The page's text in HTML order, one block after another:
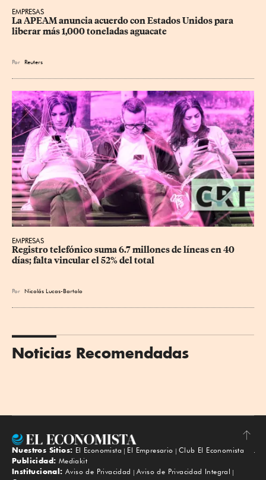
EMPRESAS
La APEAM anuncia acuerdo con Estados Unidos para
liberar más 1,000 toneladas aguacate
Por Reuters
EMPRESAS
Registro telefónico suma 6.7 millones de líneas en 40
días; falta vincular el 52% del total
Por Nicolás Lucas-Bartolo
Noticias Recomendadas
Subir
Nuestros Sitios: El Economista El Empresario
Club El Economista
Publicidad: Mediakit
Institucional: Aviso de Privacidad
Aviso de Privacidad Integral